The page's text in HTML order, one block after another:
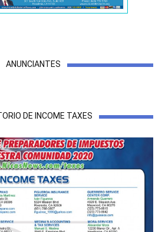
ANUNCIANTES
DE INCOME TAXES